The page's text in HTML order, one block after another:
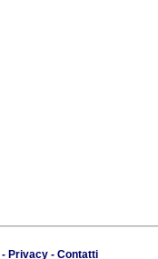
- Privacy - Contatti